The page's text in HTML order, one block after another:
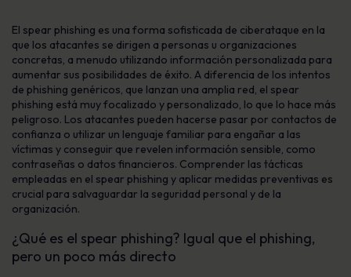
El spear phishing es una forma sofisticada de ciberataque en la
que los atacantes se dirigen a personas u organizaciones
concretas, a menudo utilizando información personalizada para
aumentar sus posibilidades de éxito. A diferencia de los intentos
de phishing genéricos, que lanzan una amplia red, el spear
phishing está muy focalizado y personalizado, lo que lo hace más
peligroso. Los atacantes pueden hacerse pasar por contactos de
confianza o utilizar un lenguaje familiar para engañar a las
víctimas y conseguir que revelen información sensible, como
contraseñas o datos financieros. Comprender las tácticas
empleadas en el spear phishing y aplicar medidas preventivas es
crucial para salvaguardar la seguridad personal y de la
organización.
¿Qué es el spear phishing? Igual que el phishing,
pero un poco más directo